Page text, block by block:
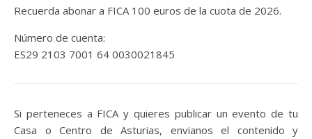
Recuerda abonar a FICA 100 euros de la cuota de 2026.
Número de cuenta:
ES29 2103 7001 64 0030021845
Si perteneces a FICA y quieres publicar un evento de tu
Casa o Centro de Asturias, envianos el contenido y